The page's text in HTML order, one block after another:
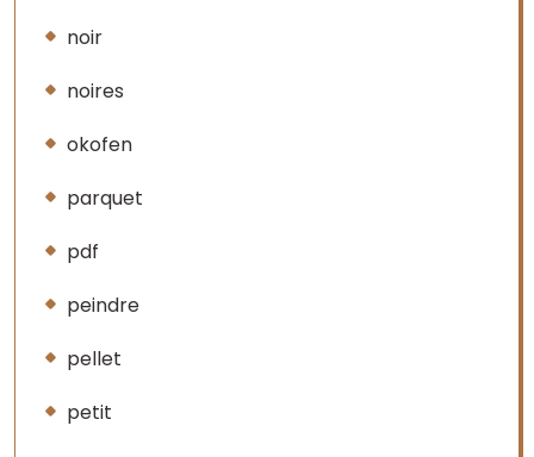
noir
noires
okofen
parquet
pdf
peindre
pellet
petit